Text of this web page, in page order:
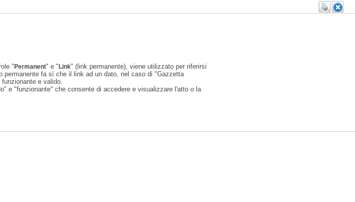
"Permanent" e "Link" (link permanente), viene utilizzato per riferirsi
permanente fa sì che il link ad un dato, nel caso di "Gazzetta
e valido.
e "funzionante" che consente di accedere e visualizzare l'atto o la